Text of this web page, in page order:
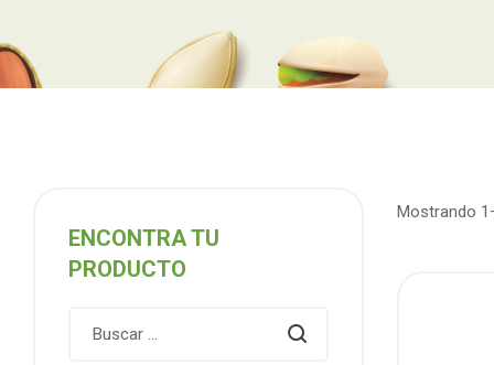
Mostrando
ENCONTRA TU
PRODUCTO